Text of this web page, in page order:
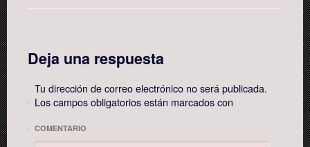
Deja una respuesta
Tu dirección de correo electrónico no será publicada.
Los campos obligatorios están marcados con
COMENTARIO